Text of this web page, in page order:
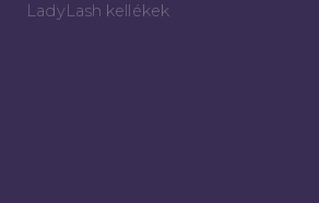
LadyLash kellékek